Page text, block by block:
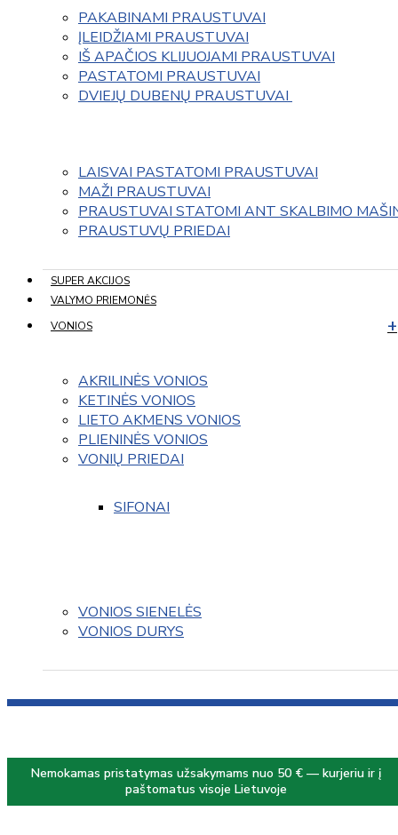
PAKABINAMI PRAUSTUVAI
ĮLEIDŽIAMI PRAUSTUVAI
IŠ APAČIOS KLIJUOJAMI PRAUSTUVAI
PASTATOMI PRAUSTUVAI
DVIEJŲ DUBENŲ PRAUSTUVAI
LAISVAI PASTATOMI PRAUSTUVAI
MAŽI PRAUSTUVAI
PRAUSTUVAI STATOMI ANT SKALBIMO
PRAUSTUVŲ PRIEDAI
SUPER AKCIJOS
VALYMO PRIEMONĖS
VONIOS
AKRILINĖS VONIOS
KETINĖS VONIOS
LIETO AKMENS VONIOS
PLIENINĖS VONIOS
VONIŲ PRIEDAI
SIFONAI
VONIOS SIENELĖS
VONIOS DURYS
Nemokamas pristatymas užsakymams nuo 50 € — kurjeriu ir į
paštomatus visoje Lietuvoje